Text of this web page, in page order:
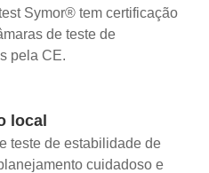
Symor® tem certificação
de teste de
pela CE.
local
teste de estabilidade de
cuidadoso e